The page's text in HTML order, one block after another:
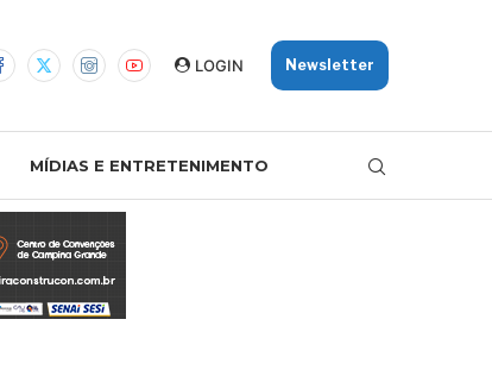
LOGIN Newsletter
MÍDIAS E ENTRETENIMENTO